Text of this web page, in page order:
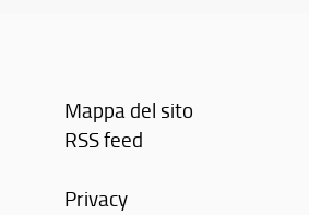
Mappa del sito
RSS feed
Privacy